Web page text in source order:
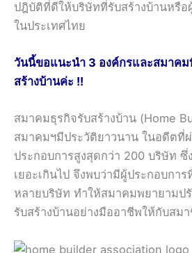
ปฎิบัติที่ดีให้บริษัทที่รับสร้างบ้านหรือ
ในประเทศไทย
วันนี้ขอแนะนำ 3 องค์กรและสมาคม
สร้างบ้านค่ะ !!
สมาคมธุรกิจรับสร้างบ้าน (Home
สมาคมฯมีประวัติยาวนาน ในอดีตที่
ประกอบการสูงสุดกว่า 200 บริษัท
เยอะเกินไป จึงพบว่ามีผู้ประกอบก
หลายบริษัท ทำให้สมาคมพยายามป
รับสร้างบ้านอย่างมืออาชีพให้กับสม